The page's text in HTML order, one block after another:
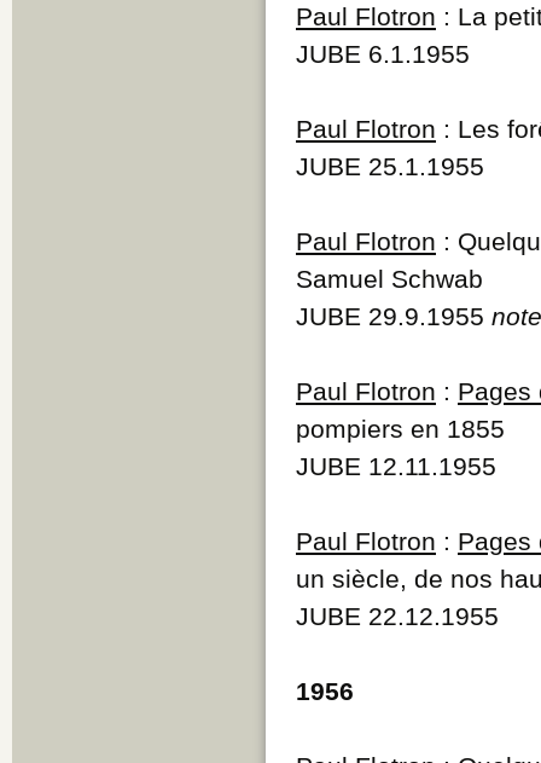
Paul Flotron : La
JUBE 6.1.1955
Paul Flotron : Les
JUBE 25.1.1955
Paul Flotron :
Samuel Schwab
JUBE 29.9.1955
Paul Flotron : Pages
pompiers en 1855
JUBE 12.11.1955
Paul Flotron : Pages
un siècle, de nos
JUBE 22.12.1955
1956